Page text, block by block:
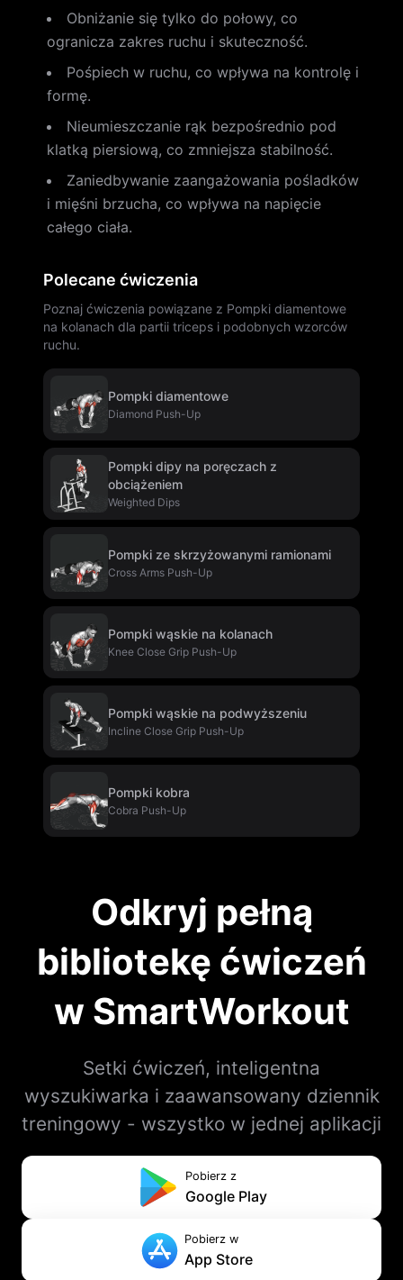
Obniżanie się tylko do połowy, co
ogranicza zakres ruchu i skuteczność.
Pośpiech w ruchu, co wpływa na kontrolę i
formę.
Nieumieszczanie rąk bezpośrednio pod
klatką piersiową, co zmniejsza stabilność.
Zaniedbywanie zaangażowania pośladków
i mięśni brzucha, co wpływa na napięcie
całego ciała.
Polecane ćwiczenia
Poznaj ćwiczenia powiązane z Pompki diamentowe
na kolanach dla partii triceps i podobnych wzorców
ruchu.
Pompki diamentowe
Diamond Push-Up
Pompki dipy na poręczach z
obciążeniem
Weighted Dips
Pompki ze skrzyżowanymi ramionami
Cross Arms Push-Up
Pompki wąskie na kolanach
Knee Close Grip Push-Up
Pompki wąskie na podwyższeniu
Incline Close Grip Push-Up
Pompki kobra
Cobra Push-Up
Odkryj pełną
bibliotekę ćwiczeń
w SmartWorkout
Setki ćwiczeń, inteligentna
wyszukiwarka i zaawansowany dziennik
treningowy - wszystko w jednej aplikacji
Pobierz z
Google Play
Pobierz w
App Store